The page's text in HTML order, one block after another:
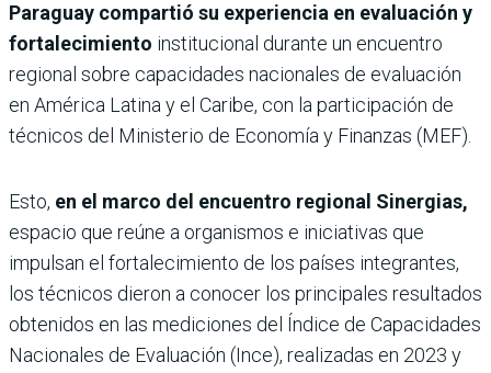
Paraguay compartió su experiencia en evaluación y
fortalecimiento institucional durante un encuentro
regional sobre capacidades nacionales de evaluación
en América Latina y el Caribe, con la participación de
técnicos del Ministerio de Economía y Finanzas (MEF).
Esto, en el marco del encuentro regional Sinergias,
espacio que reúne a organismos e iniciativas que
impulsan el fortalecimiento de los países integrantes,
los técnicos dieron a conocer los principales resultados
obtenidos en las mediciones del Índice de Capacidades
Nacionales de Evaluación (Ince), realizadas en 2023 y